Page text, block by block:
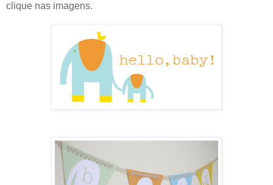
clique nas imagens.